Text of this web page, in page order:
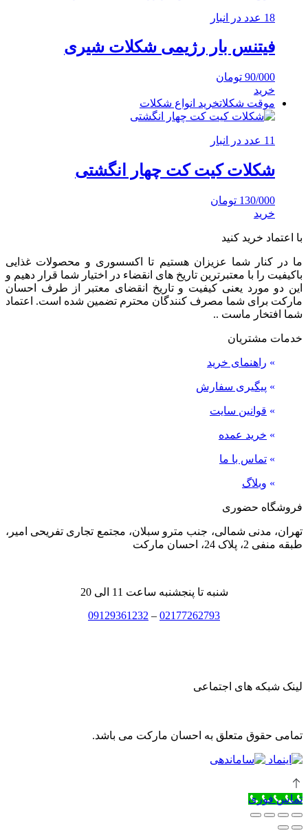
18 عدد در انبار
فیتنس بار رژیمی شکلات شیری
90/000 تومان
خرید
موقت شکلاتخرید انواع شکلات
11 عدد در انبار
شکلات کیت کت چهار انگشتی
130/000 تومان
خرید
با اعتماد خرید کنید
ما در کنار شما عزیزان هستیم تا اکسسوری و محصولات غذایی
باکیفیت را با معتبرترین تاریخ های انقضاء در اختیار شما قرار دهیم و
این دو مورد یعنی کیفیت و تاریخ انقضای معتبر از طرف احسان
مارکت برای شما مصرف کنندگان محترم تضمین شده است. اعتماد
شما افتخار ماست ..
خدمات مشتریان
» راهنمای خرید
» پیگیری سفارش
» قوانین سایت
» خرید عمده
» تماس با ما
» وبلاگ
فروشگاه حضوری
تهران، مدنی شمالی، جنب مترو سبلان، مجتمع تجاری تفریحی امیر،
طبقه منفی 2، پلاک 24، احسان مارکت
شنبه تا پنجشنبه ساعت 11 الی 20
02177262793
–
09129361232
لینک شبکه های اجتماعی
تمامی حقوق متعلق به احسان مارکت می باشد.
تماس فوری